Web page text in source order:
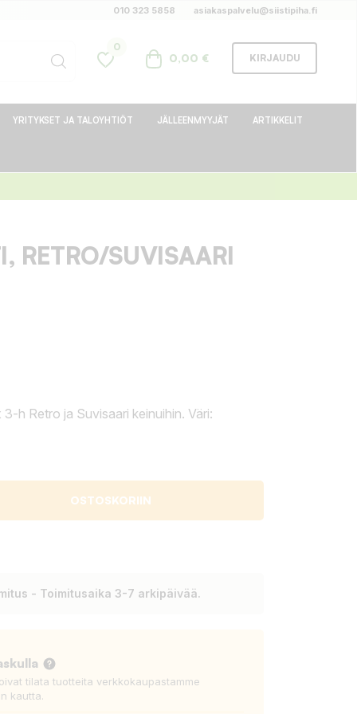
010 323 5858 asiakaspalvelu@siistipiha.fi
0
0,00 € KIRJAUDU
YRITYKSET JA TALOYHTIÖT JÄLLEENMYYJÄT ARTIKKELIT
RETRO/SUVISAARI
h Retro ja Suvisaari keinuihin. Väri:
OSTOSKORIIN
- Toimitusaika 3-7 arkipäivää.
tilata tuotteita verkkokaupastamme
kautta.